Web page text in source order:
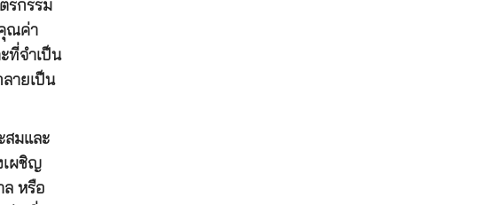
รกรรม
ณค่า
ที่จำเป็น
ายเป็น
สมและ
เผชิญ
ล หรือ